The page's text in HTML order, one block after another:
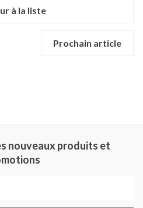
à la liste
Prochain article
nouveaux produits et